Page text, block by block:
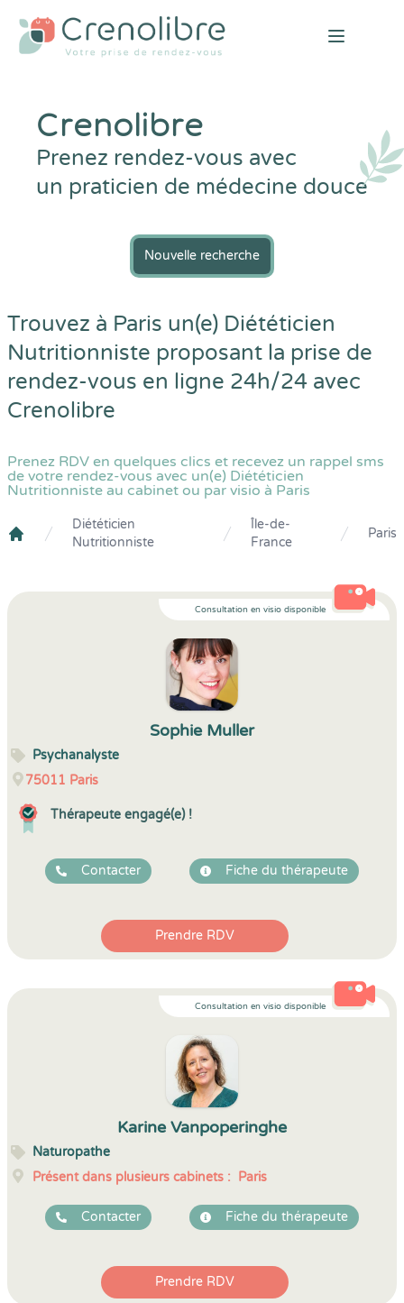
Open
Crenolibre
Prenez rendez-vous avec
un praticien de médecine douce
Nouvelle recherche
Trouvez à Paris un(e) Diététicien
Nutritionniste proposant la prise de
rendez-vous en ligne 24h/24 avec
Crenolibre
Prenez RDV en quelques clics et recevez un rappel sms
de votre rendez-vous avec un(e) Diététicien
Nutritionniste au cabinet ou par visio à Paris
Crenolibre
Diététicien
Nutritionniste
Île-de-
France
Paris
Consultation en visio disponible
Sophie Muller
Psychanalyste
75011 Paris
Thérapeute engagé(e) !
Contacter Fiche du thérapeute
Prendre RDV
Consultation en visio disponible
Karine Vanpoperinghe
Naturopathe
Présent dans plusieurs cabinets : Paris
Contacter Fiche du thérapeute
Prendre RDV